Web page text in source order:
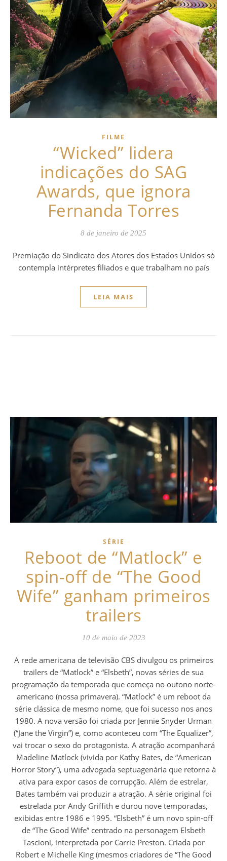
FILME
“Wicked” lidera
indicações do SAG
Awards, que ignora
Fernanda Torres
8 de janeiro de 2025
Premiação do Sindicato dos Atores dos Estados Unidos só
contempla intérpretes filiados e que trabalham no país
LEIA MAIS
SÉRIE
Reboot de “Matlock” e
spin-off de “The Good
Wife” ganham primeiros
trailers
10 de maio de 2023
A rede americana de televisão CBS divulgou os primeiros
trailers de “Matlock” e “Elsbeth”, novas séries de sua
programação da temporada que começa no outono norte-
americano (nossa primavera). “Matlock” é um reboot da
série clássica de mesmo nome, que foi sucesso nos anos
1980. A nova versão foi criada por Jennie Snyder Urman
(“Jane the Virgin”) e, como aconteceu com “The Equalizer”,
vai trocar o sexo do protagonista. A atração acompanhará
Madeline Matlock (vivida por Kathy Bates, de “American
Horror Story”), uma advogada septuagenária que retorna à
ativa para expor casos de corrupção. Além de estrelar,
Bates também vai produzir a atração. A série original foi
estrelada por Andy Griffith e durou nove temporadas,
exibidas entre 1986 e 1995. “Elsbeth” é um novo spin-off
de “The Good Wife” centrado na personagem Elsbeth
Tascioni, interpretada por Carrie Preston. Criada por
Robert e Michelle King (mesmos criadores de “The Good